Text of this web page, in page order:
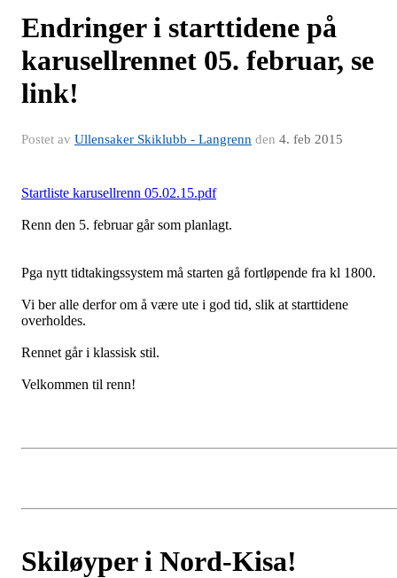
Endringer i starttidene på
karusellrennet 05. februar, se
link!
Postet av Ullensaker Skiklubb - Langrenn den 4. feb 2015
Startliste karusellrenn 05.02.15.pdf
Renn den 5. februar går som planlagt.
Pga nytt tidtakingssystem må starten gå fortløpende fra kl 1800.
Vi ber alle derfor om å være ute i god tid, slik at starttidene
overholdes.
Rennet går i klassisk stil.
Velkommen til renn!
Skiløyper i Nord-Kisa!